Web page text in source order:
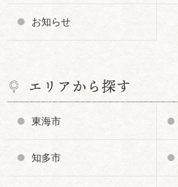
お知らせ
エリアから探す
東海市
知多市